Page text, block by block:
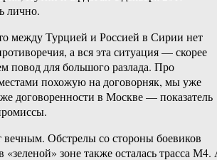
лично.
между Турцией и Россией в Сирии нет
а вся эта ситуация — скорее
повод для большого разлада. Про
похожую на договорняк, мы уже
договоренности в Москве — показатель
вечным. Обстрелы со стороны боевиков
«зеленой» зоне также осталась трасса М4.